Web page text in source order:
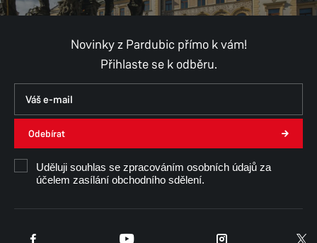
Novinky z Pardubic přímo k vám!
Přihlaste se k odběru.
Odebírat
Uděluji souhlas se zpracováním osobních údajů za
účelem zasílání obchodního sdělení.